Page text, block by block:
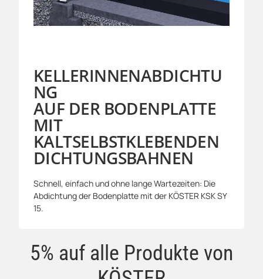
KELLERINNENABDICHTU
NG
AUF DER BODENPLATTE
MIT
KALTSELBSTKLEBENDEN
DICHTUNGSBAHNEN
Schnell, einfach und ohne lange Wartezeiten: Die
Abdichtung der Bodenplatte mit der KÖSTER KSK SY
15.
5% auf alle Produkte von